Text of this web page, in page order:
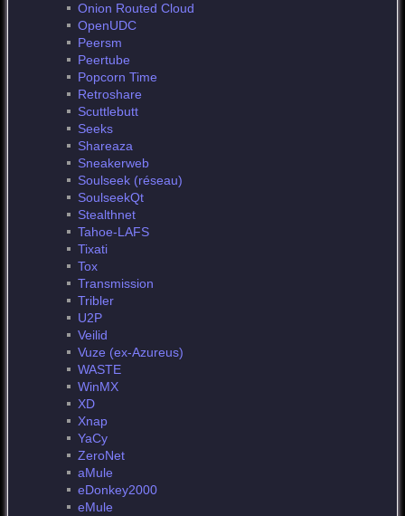
Onion Routed Cloud
OpenUDC
Peersm
Peertube
Popcorn Time
Retroshare
Scuttlebutt
Seeks
Shareaza
Sneakerweb
Soulseek (réseau)
SoulseekQt
Stealthnet
Tahoe-LAFS
Tixati
Tox
Transmission
Tribler
U2P
Veilid
Vuze (ex-Azureus)
WASTE
WinMX
XD
Xnap
YaCy
ZeroNet
aMule
eDonkey2000
eMule